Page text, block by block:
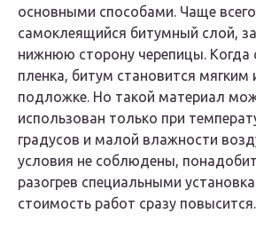
основными способами. Чаще
самоклеящийся битумный слой,
нижнюю сторону черепицы. Когда
пленка, битум становится мягким
подложке. Но такой материал
использован только при
градусов и малой влажности
условия не соблюдены,
разогрев специальными
стоимость работ сразу повысится.